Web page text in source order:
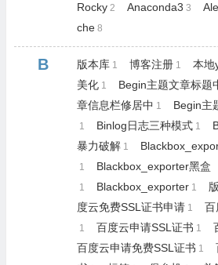
Rocky 2 Anaconda3 3
che 8
B 版本库 1 博客注册 1 本地
美化 1 Begin主题文章标题
章信息栏修居中 1 Begin主
1 Binlog日志三种模式 1
暴力破解 1
1 Blackbox_exporter黑盒
1 Blackbox_exporter 1
度云免费SSL证书申请 1 百
1 百度云申请SSL证书 1
百度云申请免费SSL证书 1